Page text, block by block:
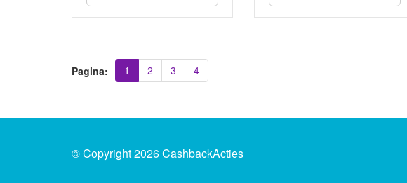
Pagina: 1 2 3 4
© Copyright 2026 CashbackActies